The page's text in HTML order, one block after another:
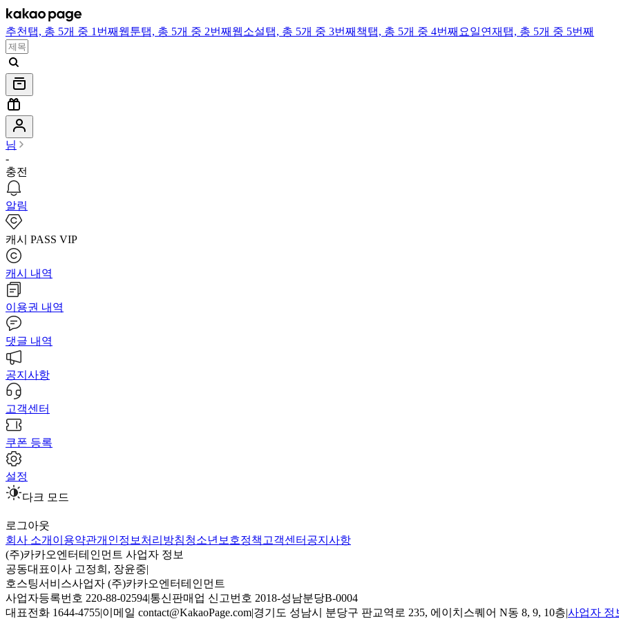
추천 탭, 총 5개 중 1번째 웹툰탭, 총 5개 중 2번째 웹소설탭, 총 5개 중 3번째 책탭, 총 5개 중 4번째 요일연재 탭, 총 5개 중 5번째
님
-
충전
알림
캐시 PASS VIP
캐시 내역
이용권 내역
댓글 내역
공지사항
고객센터
쿠폰 등록
설정
다크 모드
로그아웃
회사 소개 이용약관개인정보처리방침청소년보호정책 고객센터 공지사항
(주)카카오엔터테인먼트 사업자 정보
공동대표이사 고정희, 장윤중|
호스팅서비스사업자 (주)카카오엔터테인먼트
사업자등록번호 220-88-02594|통신판매업 신고번호 2018-성남분당B-0004
대표전화 1644-4755|이메일 contact@KakaoPage.com|경기도 성남시 분당구 판교역로 235, 에이치스퀘어 N동 8, 9, 10층|사업자 정